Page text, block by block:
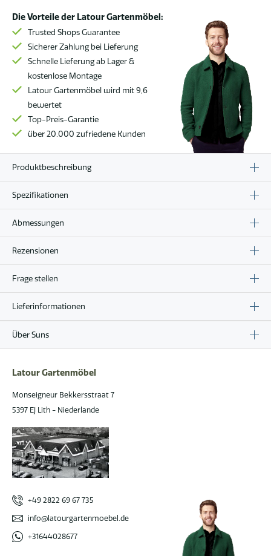
Die Vorteile der Latour Gartenmöbel:
Trusted Shops Guarantee
Sicherer Zahlung bei Lieferung
Schnelle Lieferung ab Lager &
kostenlose Montage
Latour Gartenmöbel wird mit 9,6
bewertet
Top-Preis-Garantie
über 20.000 zufriedene Kunden
Produktbeschreibung
Spezifikationen
Abmessungen
Rezensionen
Frage stellen
Lieferinformationen
Über Suns
Latour Gartenmöbel
Monseigneur Bekkersstraat 7
5397 EJ Lith - Niederlande
+49 2822 69 67 735
info@latourgartenmoebel.de
+31644028677